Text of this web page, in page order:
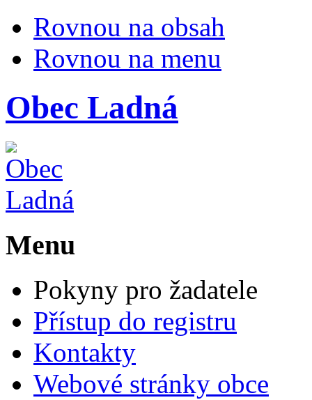
Rovnou na obsah
Rovnou na menu
Obec Ladná
Menu
Pokyny pro žadatele
Přístup do registru
Kontakty
Webové stránky obce